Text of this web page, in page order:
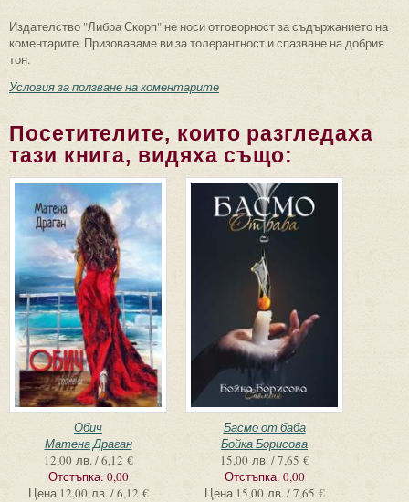
Издателство "Либра Скорп" не носи отговорност за съдържанието на
коментарите. Призоваваме ви за толерантност и спазване на добрия
тон.
Условия за ползване на коментарите
Посетителите, които разгледаха
тази книга, видяха също:
Обич
Матена Драган
12,00 лв. / 6,12 €
Отстъпка: 0,00
Цена 12,00 лв. / 6,12 €
Басмо от баба
Бойка Борисова
15,00 лв. / 7,65 €
Отстъпка: 0,00
Цена 15,00 лв. / 7,65 €